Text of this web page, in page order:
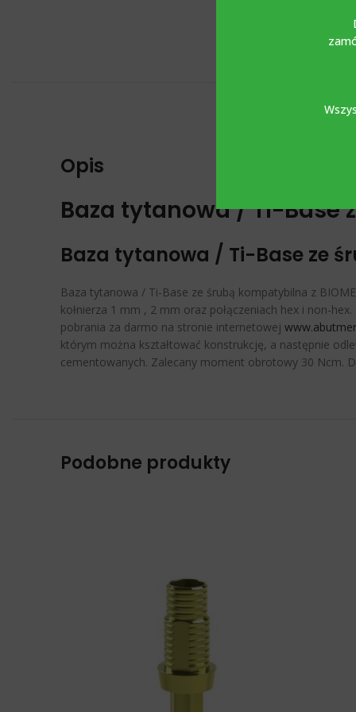
Opis
Baza tytanowa / Ti-Base
Baza tytanowa / Ti-Base ze
Baza tytanowa / Ti-Base ze śrubą kompatybilna z
kołnierza 1 mm , 2 mm oraz połączeniach hex i non-
pobrania za darmo na stronie internetowej
którym można kształtować konstrukcję, a następnie
cementowanych. Zalecany moment obrotowy 30 Ncm.
Podobne produkty